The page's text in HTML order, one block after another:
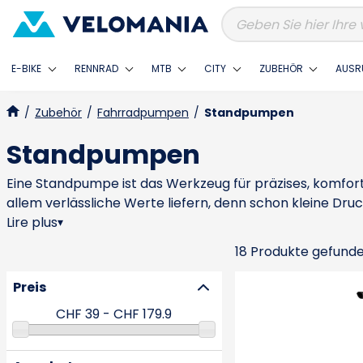
E-BIKE RENNRAD MTB CITY ZUBEHÖR
/ Zubehör / Fahrradpumpen / Standpumpen
Standpumpen
Eine Standpumpe ist das Werkzeug für präzises,
allem verlässliche Werte liefern, denn schon kleine
bei MTB und Gravel ist Luftvolumen und schneller
mehr Luftstrom oder ein Booster-System, das einen
mal Daumen“-Druck, der das Fahrgefühl
bietet unkomplizierte, effektive Modelle, PRO und
gute Standpumpe liefert schnell und ohne Stress den
Lire plus▾
Preis
18 Produkte